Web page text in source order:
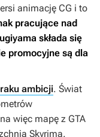
animację CG i to
pracujące nad
składa się
promocyjne są dla
ambicji. Świat
więc mapę z GTA
Skyrima.